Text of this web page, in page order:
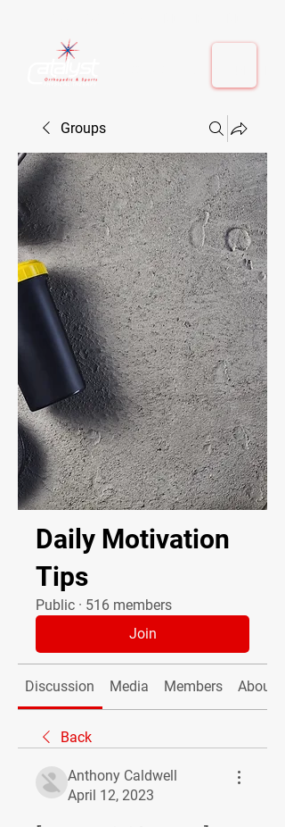
Groups
Daily Motivation
Tips
Public · 516 members
Join
Discussion Media Members About
Back
Anthony Caldwell
April 12, 2023